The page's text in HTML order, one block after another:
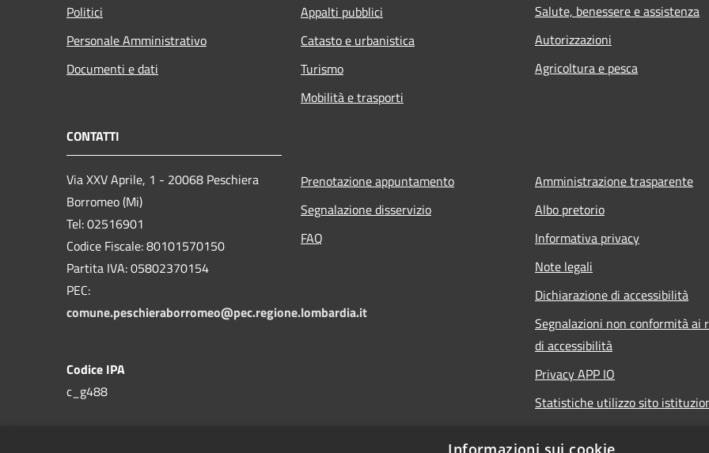
Politici
Personale Amministrativo
Documenti e dati
Appalti pubblici
Catasto e urbanistica
Turismo
Mobilità e trasporti
Salute, benessere e assistenza
Autorizzazioni
Agricoltura e pesca
CONTATTI
Via XXV Aprile, 1 - 20068 Peschiera
Borromeo (Mi)
Tel: 02516901
Codice Fiscale: 80101570150
Partita IVA: 05802370154
PEC:
comune.peschieraborromeo@pec.regione.lombardia.it
Codice IPA
c_g488
Prenotazione appuntamento
Segnalazione disservizio
FAQ
Amministrazione trasparente
Albo pretorio
Informativa privacy
Note legali
Dichiarazione di accessibilità
Segnalazioni non conformità ai
di accessibilità
Privacy APP IO
Statistiche utilizzo sito
Informazioni sui cookie